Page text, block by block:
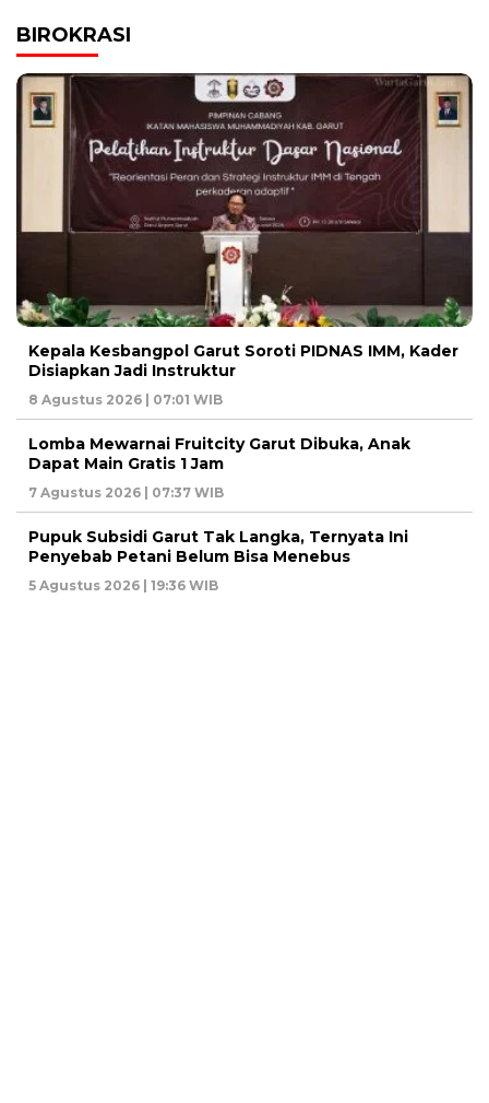
BIROKRASI
Kepala Kesbangpol Garut Soroti PIDNAS IMM, Kader
Disiapkan Jadi Instruktur
8 Agustus 2026 | 07:01 WIB
Lomba Mewarnai Fruitcity Garut Dibuka, Anak
Dapat Main Gratis 1 Jam
7 Agustus 2026 | 07:37 WIB
Pupuk Subsidi Garut Tak Langka, Ternyata Ini
Penyebab Petani Belum Bisa Menebus
5 Agustus 2026 | 19:36 WIB